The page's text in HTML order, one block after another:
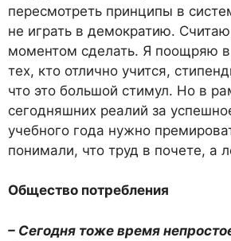
пересмотреть принципы в
не играть в демократию.
моментом сделать. Я поощряю
тех, кто отлично учится,
что это большой стимул. Но в
сегодняшних реалий за
учебного года нужно
понимали, что труд в почете, а
Общество потребления
– Сегодня тоже время